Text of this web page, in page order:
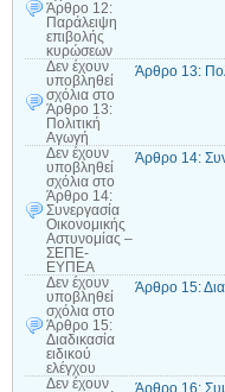
Άρθρο 12:
Παράλειψη
επιβολής
κυρώσεων
Δεν έχουν
υποβληθεί
σχόλια στο
Άρθρο 13:
Πολιτική
Αγωγή
Άρθρο 13:
Δεν έχουν
υποβληθεί
σχόλια στο
Άρθρο 14:
Συνεργασία
Οικονομικής
Αστυνομίας –
ΣΕΠΕ-
ΕΥΠΕΑ
Άρθρο 14:
Δεν έχουν
υποβληθεί
σχόλια στο
Άρθρο 15:
Διαδικασία
ειδικού
ελέγχου
Άρθρο 15:
Δεν έχουν
Άρθρο 16: